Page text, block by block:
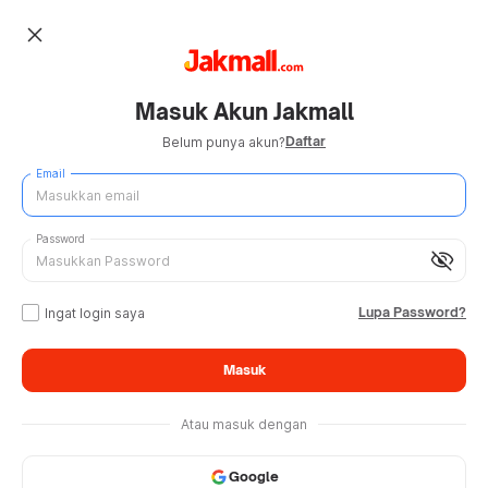
close
Masuk Akun Jakmall
Belum punya akun?Daftar
Email
visibility_off
Password
Ingat login saya Lupa Password?
Masuk
Atau masuk dengan
Google